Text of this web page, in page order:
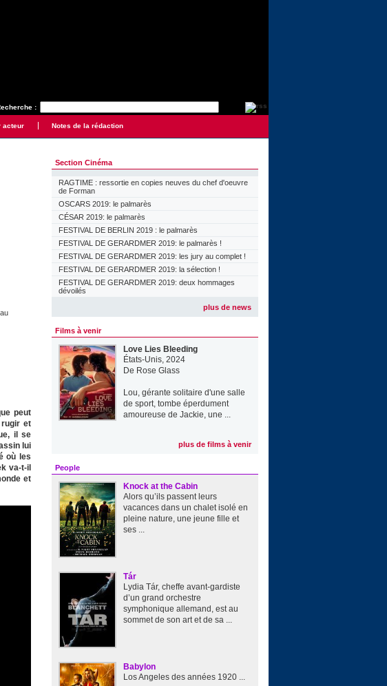
:
acteur Notes de la rédaction
peut
rugir et
il se
lui
où les
va-t-il
et
Section Cinéma
RAGTIME : ressortie en copies neuves du chef d'oeuvre
de Forman
OSCARS 2019: le palmarès
CÉSAR 2019: le palmarès
FESTIVAL DE BERLIN 2019 : le palmarès
FESTIVAL DE GERARDMER 2019: le palmarès !
FESTIVAL DE GERARDMER 2019: les jury au complet !
FESTIVAL DE GERARDMER 2019: la sélection !
FESTIVAL DE GERARDMER 2019: deux hommages
dévoilés
plus de news
Films à venir
Love Lies Bleeding
États-Unis, 2024
De Rose Glass
Lou, gérante solitaire d'une salle
de sport, tombe éperdument
amoureuse de Jackie, une ...
plus de films à venir
People
Knock at the Cabin
Alors qu’ils passent leurs
vacances dans un chalet isolé en
pleine nature, une jeune fille et
ses ...
Tár
Lydia Tár, cheffe avant-gardiste
d’un grand orchestre
symphonique allemand, est au
sommet de son art et de sa ...
Babylon
Los Angeles des années 1920 ...